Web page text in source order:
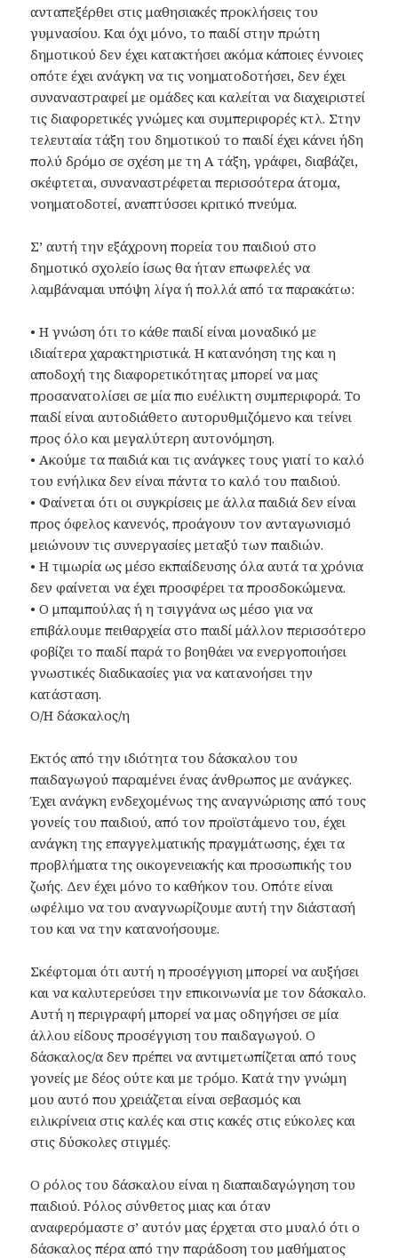
ανταπεξέρθει στις μαθησιακές προκλήσεις του
γυμνασίου. Και όχι μόνο, το παιδί στην πρώτη
δημοτικού δεν έχει κατακτήσει ακόμα κάποιες έννοιες
οπότε έχει ανάγκη να τις νοηματοδοτήσει, δεν έχει
συναναστραφεί με ομάδες και καλείται να διαχειριστεί
τις διαφορετικές γνώμες και συμπεριφορές κτλ. Στην
τελευταία τάξη του δημοτικού το παιδί έχει κάνει ήδη
πολύ δρόμο σε σχέση με τη Α τάξη, γράφει, διαβάζει,
σκέφτεται, συναναστρέφεται περισσότερα άτομα,
νοηματοδοτεί, αναπτύσσει κριτικό πνεύμα.
Σ’ αυτή την εξάχρονη πορεία του παιδιού στο
δημοτικό σχολείο ίσως θα ήταν επωφελές να
λαμβάναμαι υπόψη λίγα ή πολλά από τα παρακάτω:
• Η γνώση ότι το κάθε παιδί είναι μοναδικό με
ιδιαίτερα χαρακτηριστικά. Η κατανόηση της και η
αποδοχή της διαφορετικότητας μπορεί να μας
προσανατολίσει σε μία πιο ευέλικτη συμπεριφορά. Το
παιδί είναι αυτοδιάθετο αυτορυθμιζόμενο και τείνει
προς όλο και μεγαλύτερη αυτονόμηση.
• Ακούμε τα παιδιά και τις ανάγκες τους γιατί το καλό
του ενήλικα δεν είναι πάντα το καλό του παιδιού.
• Φαίνεται ότι οι συγκρίσεις με άλλα παιδιά δεν είναι
προς όφελος κανενός, προάγουν τον ανταγωνισμό
μειώνουν τις συνεργασίες μεταξύ των παιδιών.
• Η τιμωρία ως μέσο εκπαίδευσης όλα αυτά τα χρόνια
δεν φαίνεται να έχει προσφέρει τα προσδοκώμενα.
• Ο μπαμπούλας ή η τσιγγάνα ως μέσο για να
επιβάλουμε πειθαρχεία στο παιδί μάλλον περισσότερο
φοβίζει το παιδί παρά το βοηθάει να ενεργοποιήσει
γνωστικές διαδικασίες για να κατανοήσει την
κατάσταση.
Ο/Η δάσκαλος/η
Εκτός από την ιδιότητα του δάσκαλου του
παιδαγωγού παραμένει ένας άνθρωπος με ανάγκες.
Έχει ανάγκη ενδεχομένως της αναγνώρισης από τους
γονείς του παιδιού, από τον προϊστάμενο του, έχει
ανάγκη της επαγγελματικής πραγμάτωσης, έχει τα
προβλήματα της οικογενειακής και προσωπικής του
ζωής. Δεν έχει μόνο το καθήκον του. Οπότε είναι
ωφέλιμο να του αναγνωρίζουμε αυτή την διάστασή
του και να την κατανοήσουμε.
Σκέφτομαι ότι αυτή η προσέγγιση μπορεί να αυξήσει
και να καλυτερεύσει την επικοινωνία με τον δάσκαλο.
Αυτή η περιγραφή μπορεί να μας οδηγήσει σε μία
άλλου είδους προσέγγιση του παιδαγωγού. Ο
δάσκαλος/α δεν πρέπει να αντιμετωπίζεται από τους
γονείς με δέος ούτε και με τρόμο. Κατά την γνώμη
μου αυτό που χρειάζεται είναι σεβασμός και
ειλικρίνεια στις καλές και στις κακές στις εύκολες και
στις δύσκολες στιγμές.
Ο ρόλος του δάσκαλου είναι η διαπαιδαγώγηση του
παιδιού. Ρόλος σύνθετος μιας και όταν
αναφερόμαστε σ’ αυτόν μας έρχεται στο μυαλό ότι ο
δάσκαλος πέρα από την παράδοση του μαθήματος